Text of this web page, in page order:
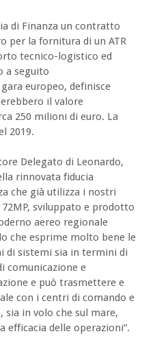
di Finanza un contratto
per la fornitura di un ATR
tecnico-logistico ed
a seguito
europeo, definisce
il valore
250 milioni di euro. La
2019.
Delegato di Leonardo,
rinnovata fiducia
che già utilizza i nostri
sviluppato e prodotto
aereo regionale
che esprime molto bene le
di sistemi sia in termini di
comunicazione e
e può trasmettere e
con i centri di comando e
in volo che sul mare,
efficacia delle operazioni”.